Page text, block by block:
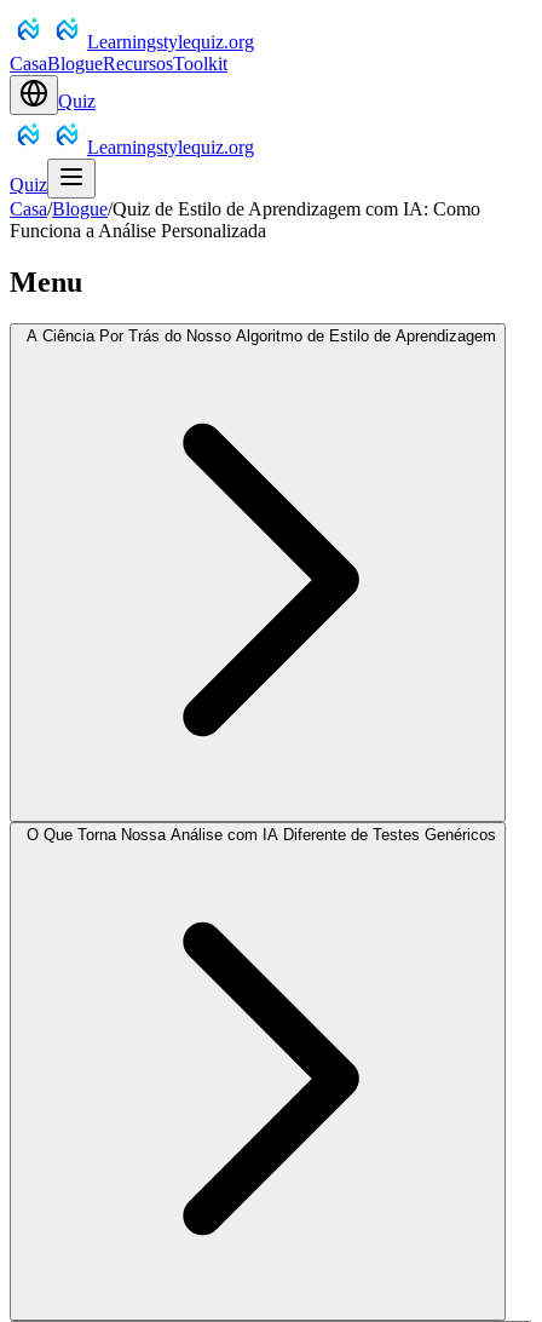
Learningstylequiz.org
CasaBlogueRecursosToolkit
Quiz
Learningstylequiz.org
Quiz
Casa/Blogue/Quiz de Estilo de Aprendizagem com IA: Como
Funciona a Análise Personalizada
Menu
A Ciência Por Trás do Nosso Algoritmo de Estilo de Aprendizagem
O Que Torna Nossa Análise com IA Diferente de Testes Genéricos